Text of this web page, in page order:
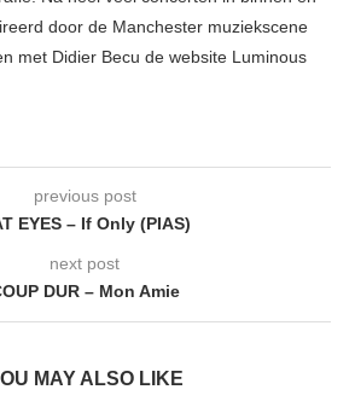
door de Manchester muziekscene
met Didier Becu de website Luminous
previous post
EYES – If Only (PIAS)
next post
DUR – Mon Amie
MAY ALSO LIKE